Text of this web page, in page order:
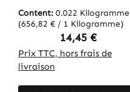
Warnke Vitalstoffe
Content: 0.022 Kilogramme
(656,82 € / 1 Kilogramme)
Regular price:
14,45 €
Prix TTC, hors frais de
livraison